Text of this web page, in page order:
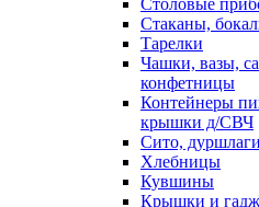
Столовые
Стаканы,
Тарелки
Чашки, вазы,
конфетницы
Контейнеры
крышки д/СВЧ
Сито,
Хлебницы
Кувшины
Крышки и